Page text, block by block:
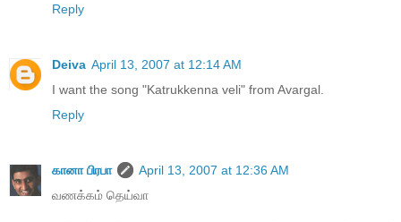
Reply
Deiva April 13, 2007 at 12:14 AM
I want the song "Katrukkenna veli" from Avargal.
Reply
கானா பிரபா
April 13, 2007 at 12:36 AM
வணக்கம் தெய்வா